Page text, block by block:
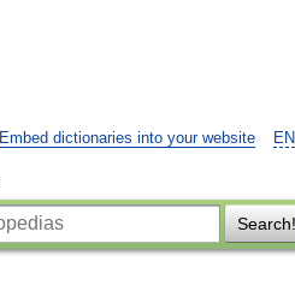
EN
Embed dictionaries into your website
Search!